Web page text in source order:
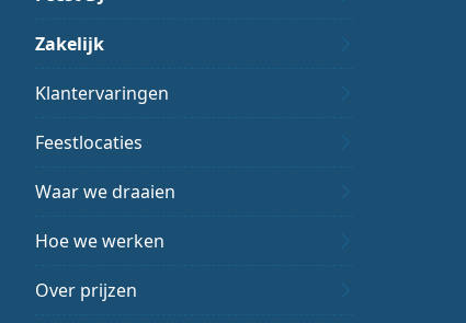
Zakelijk
Klantervaringen
Feestlocaties
Waar we draaien
Hoe we werken
Over prijzen